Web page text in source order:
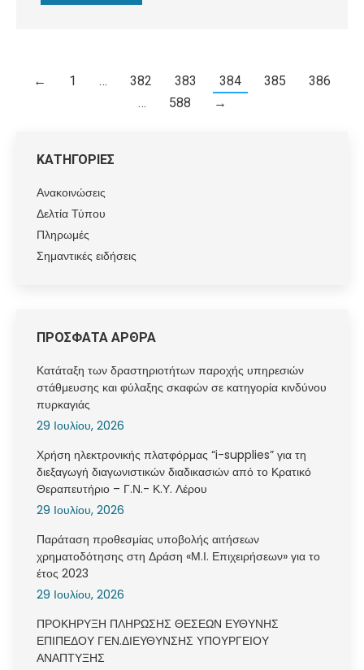
← 1 … 382 383 384 385
386
…
588 →
ΚΑΤΗΓΟΡΙΕΣ
Ανακοινώσεις
Δελτία Τύπου
Πληρωμές
Σημαντικές ειδήσεις
ΠΡΟΣΦΑΤΑ ΑΡΘΡΑ
Κατάταξη των δραστηριοτήτων παροχής υπηρεσιών
στάθμευσης και φύλαξης σκαφών σε κατηγορία κινδύνου
πυρκαγιάς
29 Ιουλίου, 2026
Χρήση ηλεκτρονικής πλατφόρμας “i-supplies” για τη
διεξαγωγή διαγωνιστικών διαδικασιών από το Κρατικό
Θεραπευτήριο – Γ.Ν.- Κ.Υ. Λέρου
29 Ιουλίου, 2026
Παράταση προθεσμίας υποβολής αιτήσεων
χρηματοδότησης στη Δράση «Μ.Ι. Επιχειρήσεων» για το
έτος 2023
29 Ιουλίου, 2026
ΠΡΟΚΗΡΥΞΗ ΠΛΗΡΩΣΗΣ ΘΕΣΕΩΝ ΕΥΘΥΝΗΣ
ΕΠΙΠΕΔΟΥ ΓΕΝ.ΔΙΕΥΘΥΝΣΗΣ ΥΠΟΥΡΓΕΙΟΥ
ΑΝΑΠΤΥΞΗΣ